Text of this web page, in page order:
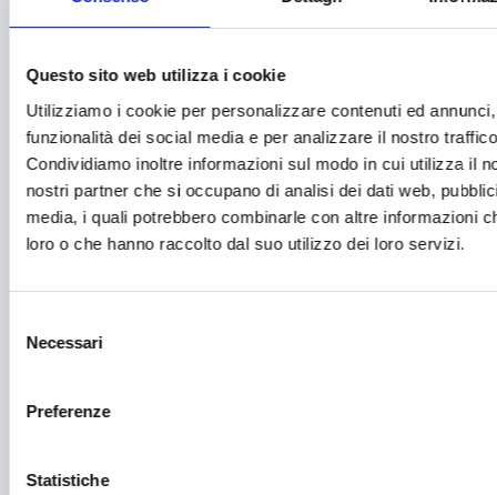
Questo sito web utilizza i cookie
Utilizziamo i cookie per personalizzare contenuti ed
funzionalità dei social media e per analizzare il nostro
Condividiamo inoltre informazioni sul modo in cui utilizza il
nostri partner che si occupano di analisi dei dati web,
media, i quali potrebbero combinarle con altre informazioni
loro o che hanno raccolto dal suo utilizzo dei loro servizi.
delNecessari
Preferenze
Statistiche
Giustizia e sicurezza
Green economy
Impianti sportivi
Innovazione tecnologica, digitalizzazione, ICT
Libro e lettura